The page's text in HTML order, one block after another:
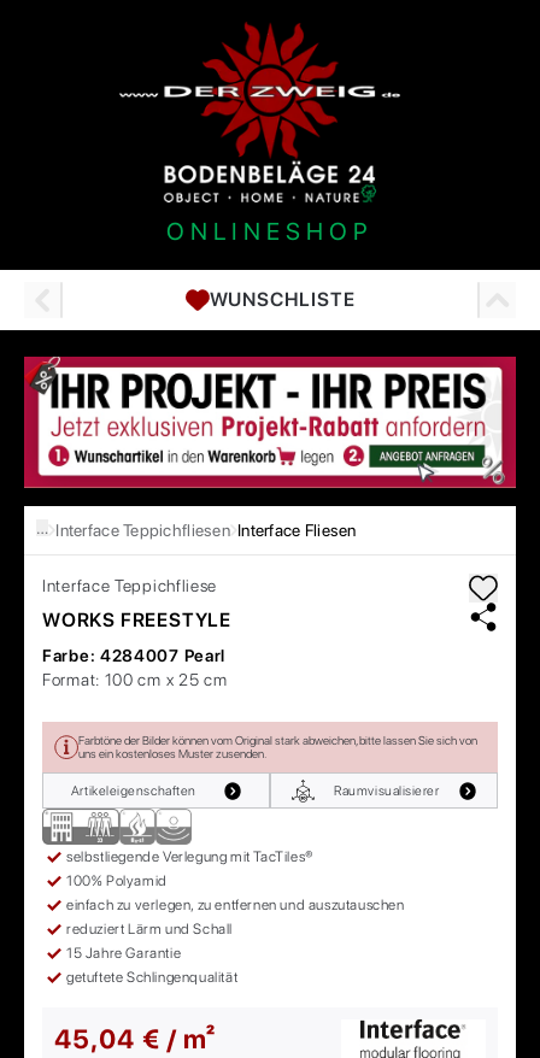
ONLINESHOP
WUNSCHLISTE
… Interface Teppichfliesen Interface Fliesen
Interface Teppichfliese
WORKS FREESTYLE
Farbe: 4284007 Pearl
Format: 100 cm x 25 cm
Farbtöne der Bilder können vom Original stark abweichen, bitte lassen Sie sich von
uns ein kostenloses Muster zusenden.
Artikeleigenschaften Raumvisualisierer
selbstliegende Verlegung mit TacTiles®
100% Polyamid
einfach zu verlegen, zu entfernen und auszutauschen
reduziert Lärm und Schall
15 Jahre Garantie
getuftete Schlingenqualität
45,04 € / m²